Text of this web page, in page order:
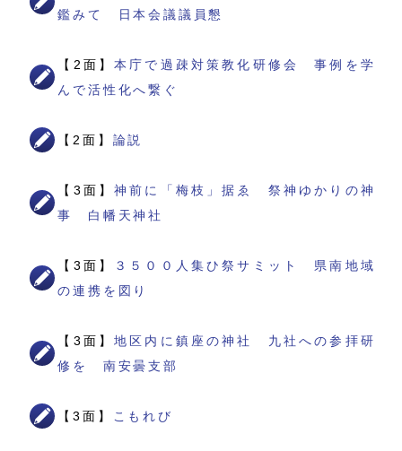
鑑みて 日本会議議員懇
【2面】本庁で過疎対策教化研修会 事例を学
んで活性化へ繋ぐ
【2面】 論説
【3面】神前に「梅枝」据ゑ 祭神ゆかりの神
事 白幡天神社
【3面】
３５００人集ひ祭サミット 県南地域
の連携を図り
【3面】地区内に鎮座の神社 九社への参拝研
修を 南安曇支部
【3面】 こもれび